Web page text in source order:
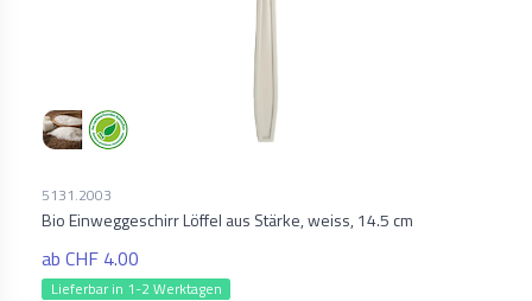
5131.2003
Bio Einweggeschirr Löffel aus Stärke, weiss, 14.5 cm
ab CHF 4.00
Lieferbar in 1-2 Werktagen